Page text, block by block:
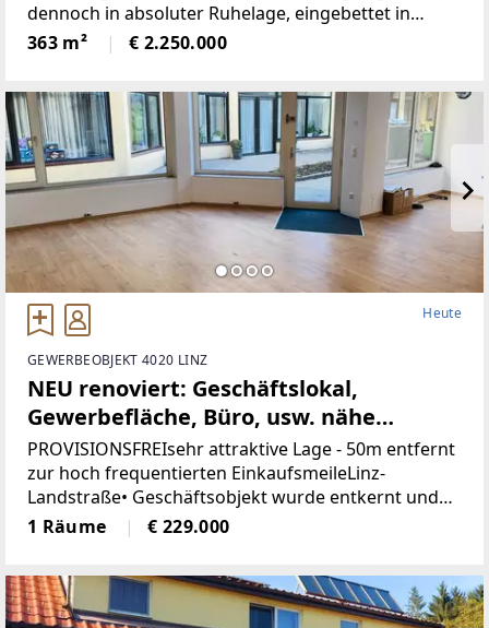
dennoch in absoluter Ruhelage, eingebettet in
wunderbare Natur.Die Liegenschaft bietet ein hohes
Maß an Privatsphäre, versprüht
363 m² € 2.250.000
Heute
GEWERBEOBJEKT 4020 LINZ
NEU renoviert: Geschäftslokal,
Gewerbefläche, Büro, usw. nähe
Landstrasse-Linz (Provisionsfrei)
PROVISIONSFREIsehr attraktive Lage - 50m entfernt
zur hoch frequentierten EinkaufsmeileLinz-
Landstraße• Geschäftsobjekt wurde entkernt und
generalsaniert• Klimatisiert (Klimaanlage)• neue
Böden, neue Heizkörper•
1 Räume € 229.000